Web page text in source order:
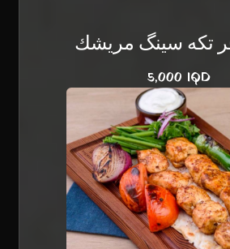
تکە سينگ مريشك
5,000 IQD